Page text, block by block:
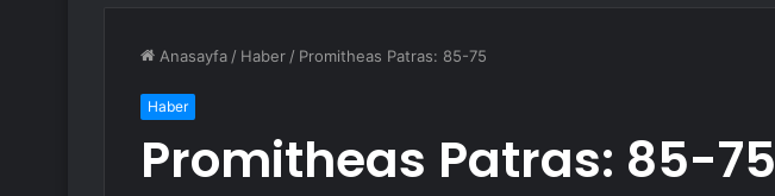
Anasayfa / Haber / Promitheas Patras: 85-75
Haber
Promitheas Patras: 85-75